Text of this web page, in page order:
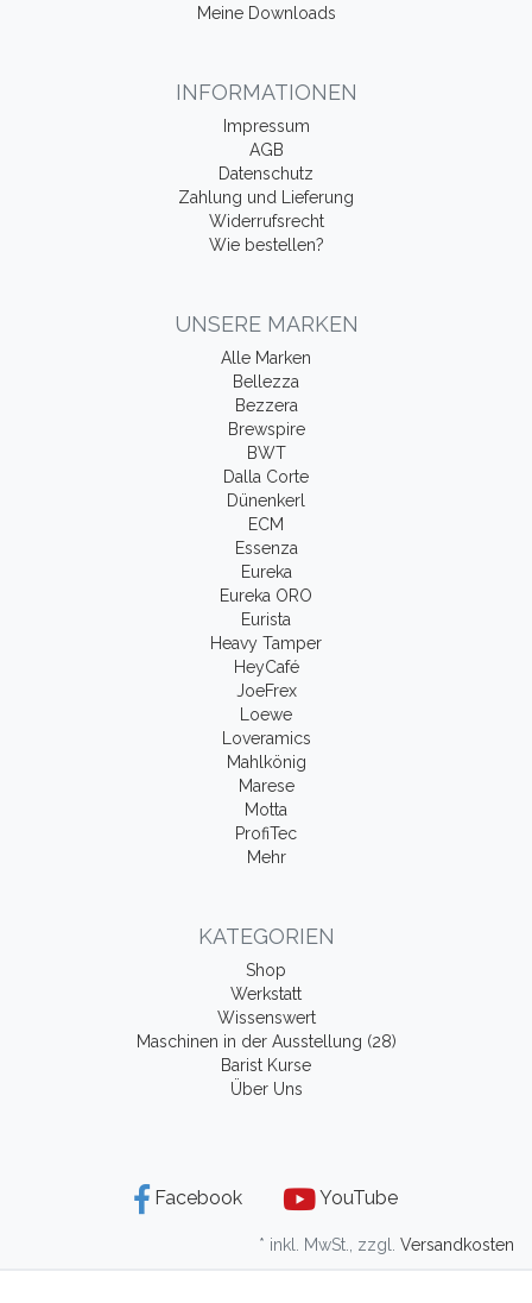
Meine Downloads
INFORMATIONEN
Impressum
AGB
Datenschutz
Zahlung und Lieferung
Widerrufsrecht
Wie bestellen?
UNSERE MARKEN
Alle Marken
Bellezza
Bezzera
Brewspire
BWT
Dalla Corte
Dünenkerl
ECM
Essenza
Eureka
Eureka ORO
Eurista
Heavy Tamper
HeyCafé
JoeFrex
Loewe
Loveramics
Mahlkönig
Marese
Motta
ProfiTec
Mehr
KATEGORIEN
Shop
Werkstatt
Wissenswert
Maschinen in der Ausstellung (28)
Barist Kurse
Über Uns
Facebook YouTube
* inkl. MwSt., zzgl. Versandkosten